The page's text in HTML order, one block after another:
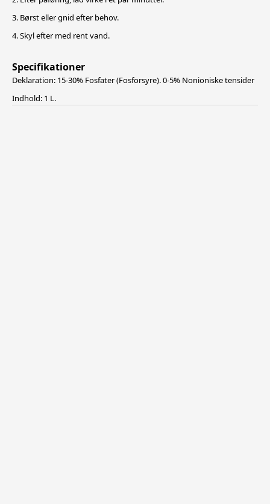
3. Børst eller gnid efter behov.
4. Skyl efter med rent vand.
Specifikationer
Deklaration: 15-30% Fosfater (Fosforsyre). 0-5% Nonioniske tensider
Indhold: 1 L.